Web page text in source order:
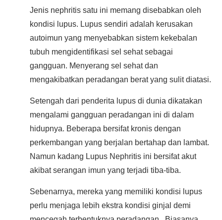
Jenis nephritis satu ini memang disebabkan oleh
kondisi lupus. Lupus sendiri adalah kerusakan
autoimun yang menyebabkan sistem kekebalan
tubuh mengidentifikasi sel sehat sebagai
gangguan. Menyerang sel sehat dan
mengakibatkan peradangan berat yang sulit diatasi.
Setengah dari penderita lupus di dunia dikatakan
mengalami gangguan peradangan ini di dalam
hidupnya. Beberapa bersifat kronis dengan
perkembangan yang berjalan bertahap dan lambat.
Namun kadang Lupus Nephritis ini bersifat akut
akibat serangan imun yang terjadi tiba-tiba.
Sebenarnya, mereka yang memiliki kondisi lupus
perlu menjaga lebih ekstra kondisi ginjal demi